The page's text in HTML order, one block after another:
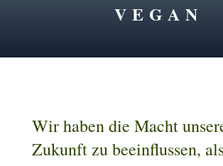
VEGAN
Wir haben die Macht
Zukunft zu beeinflussen,